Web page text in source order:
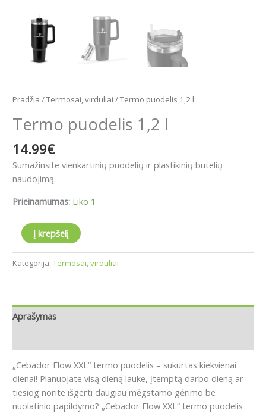
Pradžia /Termosai, virduliai / Termo puodelis 1,2 l
Termo puodelis 1,2 l
14.99€
Sumažinsite vienkartinių puodelių ir plastikinių butelių
naudojimą.
Prieinamumas: Liko 1
Į krepšelį
Kategorija: Termosai, virduliai
Aprašymas
„Cebador Flow XXL“ termo puodelis – sukurtas kiekvienai
dienai! Planuojate visą dieną lauke, įtemptą darbo dieną ar
tiesiog norite išgerti daugiau mėgstamo gėrimo be
nuolatinio papildymo? „Cebador Flow XXL“ termo puodelis